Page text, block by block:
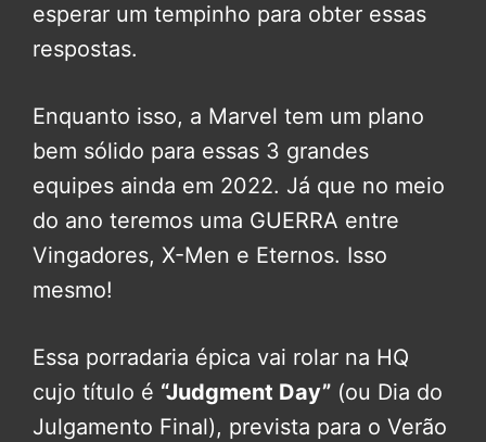
esperar um tempinho para obter essas
respostas.
Enquanto isso, a Marvel tem um plano
bem sólido para essas 3 grandes
equipes ainda em 2022. Já que no meio
do ano teremos uma GUERRA entre
Vingadores, X-Men e Eternos. Isso
mesmo!
Essa porradaria épica vai rolar na HQ
cujo título é “Judgment Day” (ou Dia do
Julgamento Final), prevista para o Verão